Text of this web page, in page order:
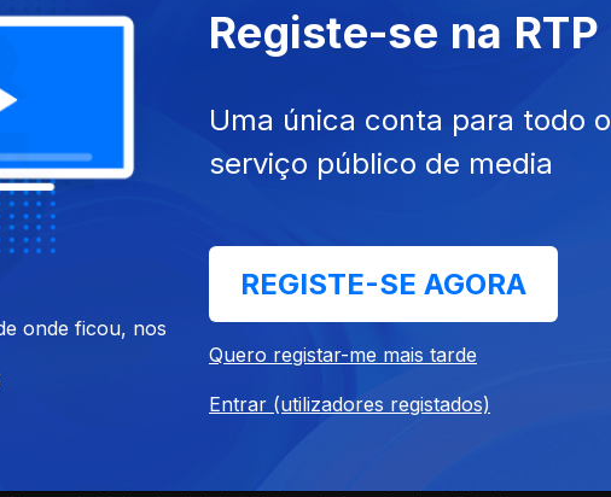
diversos autores. Música de Holger Czukay e outros.
de Assis. Música de Aksak Maboul.
de Assis. Música de Peter Gordon & Love Of Life Orchestra
onde ficou, nos
Registe-se na RTP
Uma única conta para todo o
serviço público de media
REGISTE-SE AGORA
Quero registar-me mais tarde
Entrar (utilizadores registados)